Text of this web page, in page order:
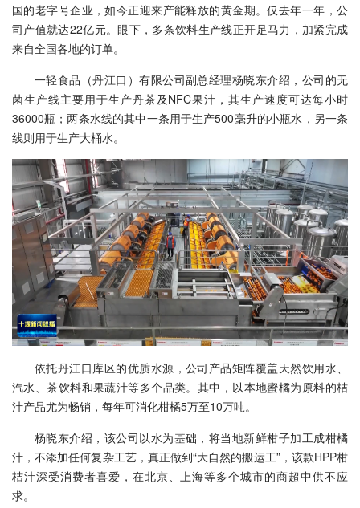
国的老字号企业，如今正迎来产能释放的黄金期。仅去年一年，公
司产值就达22亿元。眼下，多条饮料生产线正开足马力，加紧完成
来自全国各地的订单。
一轻食品（丹江口）有限公司副总经理杨晓东介绍，公司的无
菌生产线主要用于生产丹茶及NFC果汁，其生产速度可达每小时
36000瓶；两条水线的其中一条用于生产500毫升的小瓶水，另一条
线则用于生产大桶水。
依托丹江口库区的优质水源，公司产品矩阵覆盖天然饮用水、
汽水、茶饮料和果蔬汁等多个品类。其中，以本地蜜橘为原料的桔
汁产品尤为畅销，每年可消化柑橘5万至10万吨。
杨晓东介绍，该公司以水为基础，将当地新鲜柑子加工成柑橘
汁，不添加任何复杂工艺，真正做到“大自然的搬运工”，该款HPP柑
桔汁深受消费者喜爱，在北京、上海等多个城市的商超中供不应
求。